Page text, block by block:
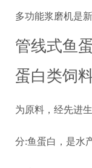
多功能浆磨机是
管线式鱼
蛋白类饲
为原料，经先进
分:鱼蛋白，是水